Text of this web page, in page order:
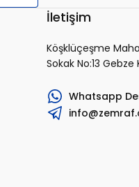
İletişim
Köşklüçeşme
Sokak No:13 Gebze
Whatsapp